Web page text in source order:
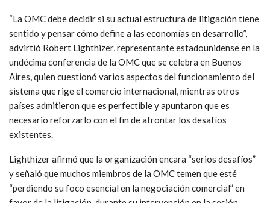
“La OMC debe decidir si su actual estructura de litigación tiene
sentido y pensar cómo define a las economías en desarrollo”,
advirtió Robert Lighthizer, representante estadounidense en la
undécima conferencia de la OMC que se celebra en Buenos
Aires, quien cuestionó varios aspectos del funcionamiento del
sistema que rige el comercio internacional, mientras otros
países admitieron que es perfectible y apuntaron que es
necesario reforzarlo con el fin de afrontar los desafíos
existentes.
Lighthizer afirmó que la organización encara “serios desafíos”
y señaló que muchos miembros de la OMC temen que esté
“perdiendo su foco esencial en la negociación comercial” en